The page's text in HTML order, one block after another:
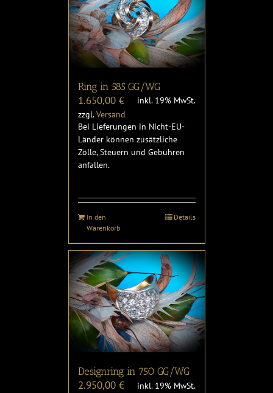
Ring in 585 GG/WG
1.650,00 €
inkl. 19% MwSt.
zzgl.Versand
Bei Lieferungen in Nicht-EU-
Länder können zusätzliche
Zölle, Steuern und Gebühren
anfallen.
In den
Warenkorb
Details
Designring in 750 GG/WG
2.950,00 €
inkl. 19% MwSt.